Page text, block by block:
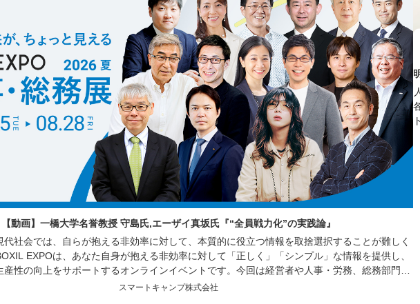
【動画】一橋大学名誉教授 守島氏,エーザイ真坂氏『“全員戦力化”の実践論』
代社会では、自らが抱える非効率に対して、本質的に役立つ情報を取捨選択することが難しく
EXPOは、あなた自身が抱える非効率に対して「正しく」「シンプル」な情報を提供し、
産性の向上をサポートするオンラインイベントです。今回は経営者や人事・労務、総務部門で
、人材の採用育成や組織づくり、業務効率化に繋がる講演をはじめ、様々な非効率を解消する
スマートキャンプ株式会社